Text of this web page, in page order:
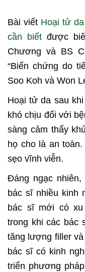
Bài viết Hoại tử
cần biết được
Chương và BS
“Biến chứng do
Soo Koh và Won
Hoại tử da sau
khó chịu đối với
sàng cảm thấy
họ cho là an
sẹo vĩnh viễn.
Đáng ngạc
bác sĩ nhiều kinh
bác sĩ mới có
trong khi các bác
tăng lượng filler
bác sĩ có kinh
triển phương